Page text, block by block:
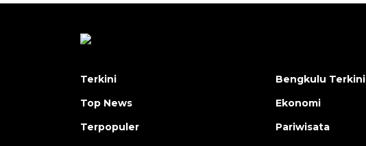
Terkini
Top News
Terpopuler
Bengkulu Terkini
Ekonomi
Pariwisata